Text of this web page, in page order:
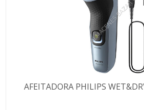
AFEITADORA PHILIPS